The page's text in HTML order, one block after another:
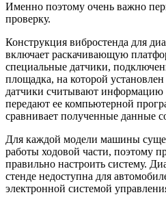
Именно поэтому очень важно
проверку.
Конструкция вибростенда для
включает раскачивающую
специальные датчики,
площадка, на которой установлен
датчики считывают информацию
передают ее компьютерной
сравнивает полученные данные
Для каждой модели машины
работы ходовой части, поэтому
правильно настроить систему.
стенде недоступна для
электронной системой